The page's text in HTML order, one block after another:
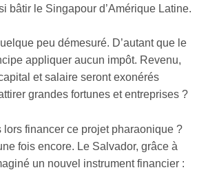
bâtir le Singapour d’Amérique Latine.
peu démesuré. D’autant que le
appliquer aucun impôt. Revenu,
et salaire seront exonérés
grandes fortunes et entreprises ?
lors financer ce projet pharaonique ?
fois encore. Le Salvador, grâce à
un nouvel instrument financier :